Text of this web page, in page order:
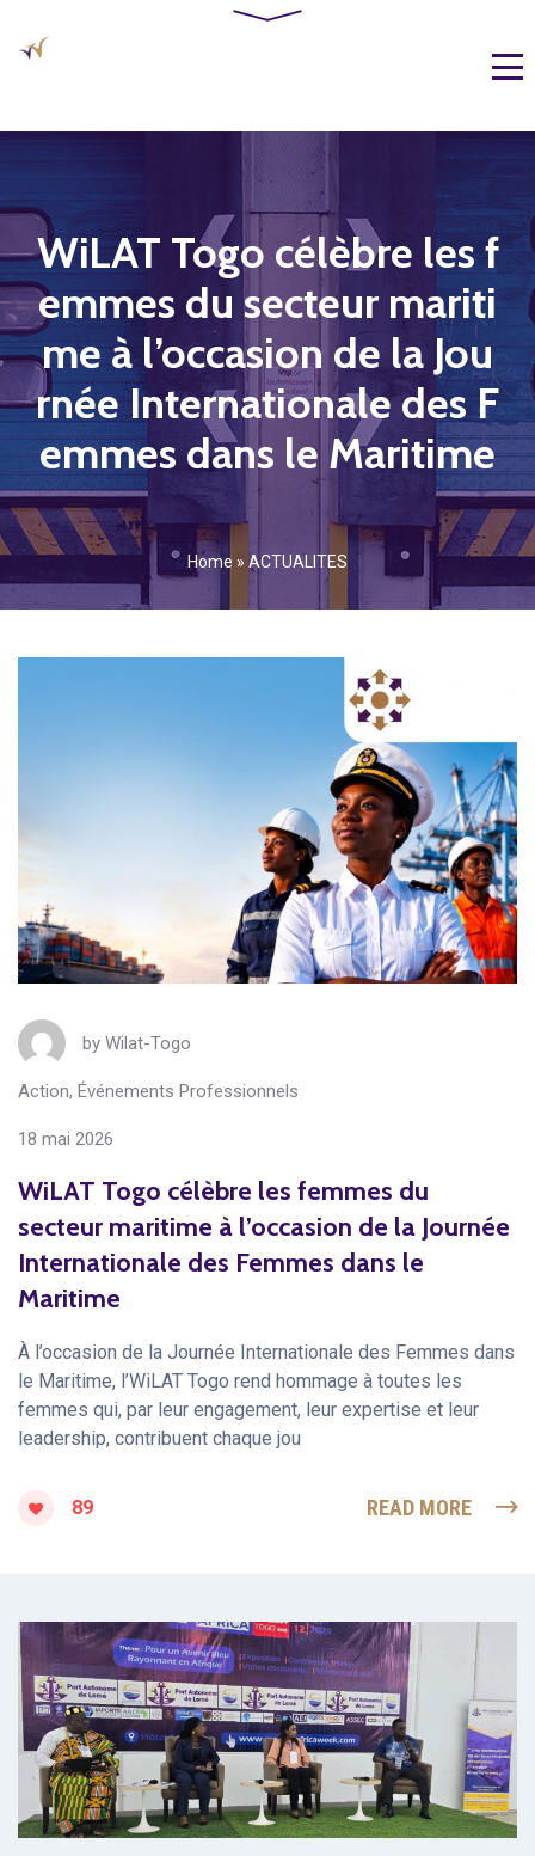
WiLAT Togo célèbre les f
emmes du secteur mariti
me à l’occasion de la Jou
rnée Internationale des F
emmes dans le Maritime
Home » ACTUALITES
by Wilat-Togo
Action, Événements Professionnels
18 mai 2026
WiLAT Togo célèbre les femmes du
secteur maritime à l’occasion de la Journée
Internationale des Femmes dans le
Maritime
À l’occasion de la Journée Internationale des Femmes dans
le Maritime, l’WiLAT Togo rend hommage à toutes les
femmes qui, par leur engagement, leur expertise et leur
leadership, contribuent chaque jou
89 READ MORE